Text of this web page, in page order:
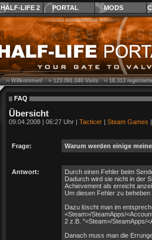
HALF-LIFE 2 PORTAL MODS
›› Willkommen! ››123.091.040Visits ››18.313
FAQ
Übersicht
09.04.2008 | 06:27 Uhr | Tacticer | Steam Games
Frage: Warum werden einige
Antwort:
Durch einen Fehler beim
Dadurch wird sie nicht in der
Achievement als erreicht
Um diesen Fehler zu
Dazu löscht man im
<Steam>/SteamApps/
2 z.B. "<Steam>/SteamApps/
Danach muss man die